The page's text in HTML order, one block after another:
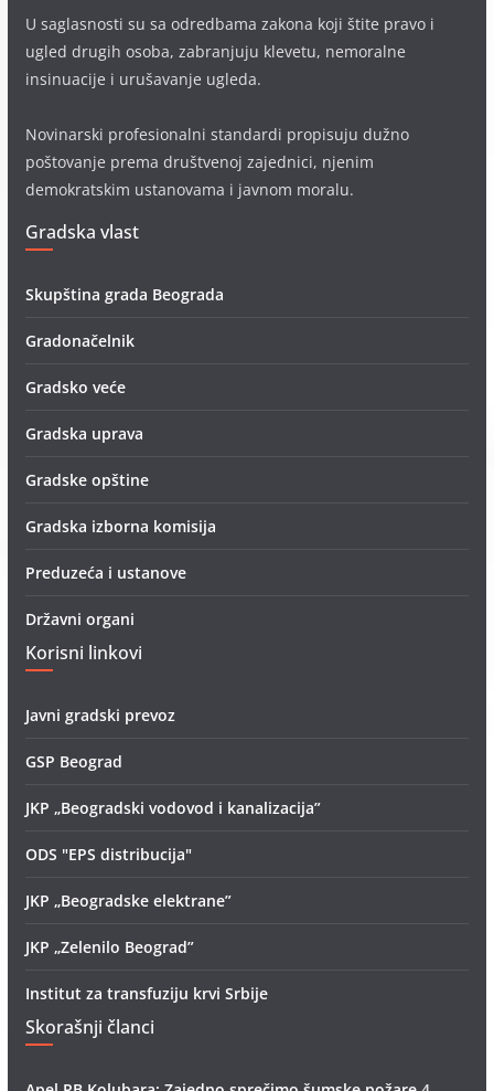
U saglasnosti su sa odredbama zakona koji štite pravo i
ugled drugih osoba, zabranjuju klevetu, nemoralne
insinuacije i urušavanje ugleda.
Novinarski profesionalni standardi propisuju dužno
poštovanje prema društvenoj zajednici, njenim
demokratskim ustanovama i javnom moralu.
Gradska vlast
Skupština grada Beograda
Gradonačelnik
Gradsko veće
Gradska uprava
Gradske opštine
Gradska izborna komisija
Preduzeća i ustanove
Državni organi
Korisni linkovi
Javni gradski prevoz
GSP Beograd
JKP „Beogradski vodovod i kanalizacija”
ODS "EPS distribucija"
JKP „Beogradske elektrane”
JKP „Zelenilo Beograd”
Institut za transfuziju krvi Srbije
Skorašnji članci